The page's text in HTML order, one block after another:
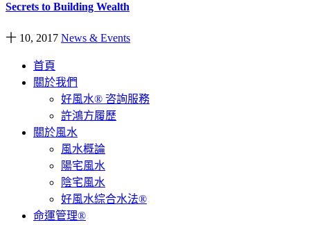
Secrets to Building Wealth
十 10, 2017 News & Events
首頁
關於我們
好風水® 咨詢服務
許鴻方履歷
關於風水
風水概論
陽宅風水
陰宅風水
好風水綜合水法®
命運管理®